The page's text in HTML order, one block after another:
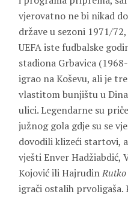
vjerovatno ne bi nikad
države u sezoni 1971/
UEFA iste fudbalske
stadiona Grbavica
igrao na Koševu, ali je
vlastitom bunjištu u
ulici. Legendarne su
južnog gola gdje su se
dovodili klizeći startovi,
vješti Enver Hadžiabdić,
Kojović ili HajrudinRutko
igrači ostalih prvoligaša.